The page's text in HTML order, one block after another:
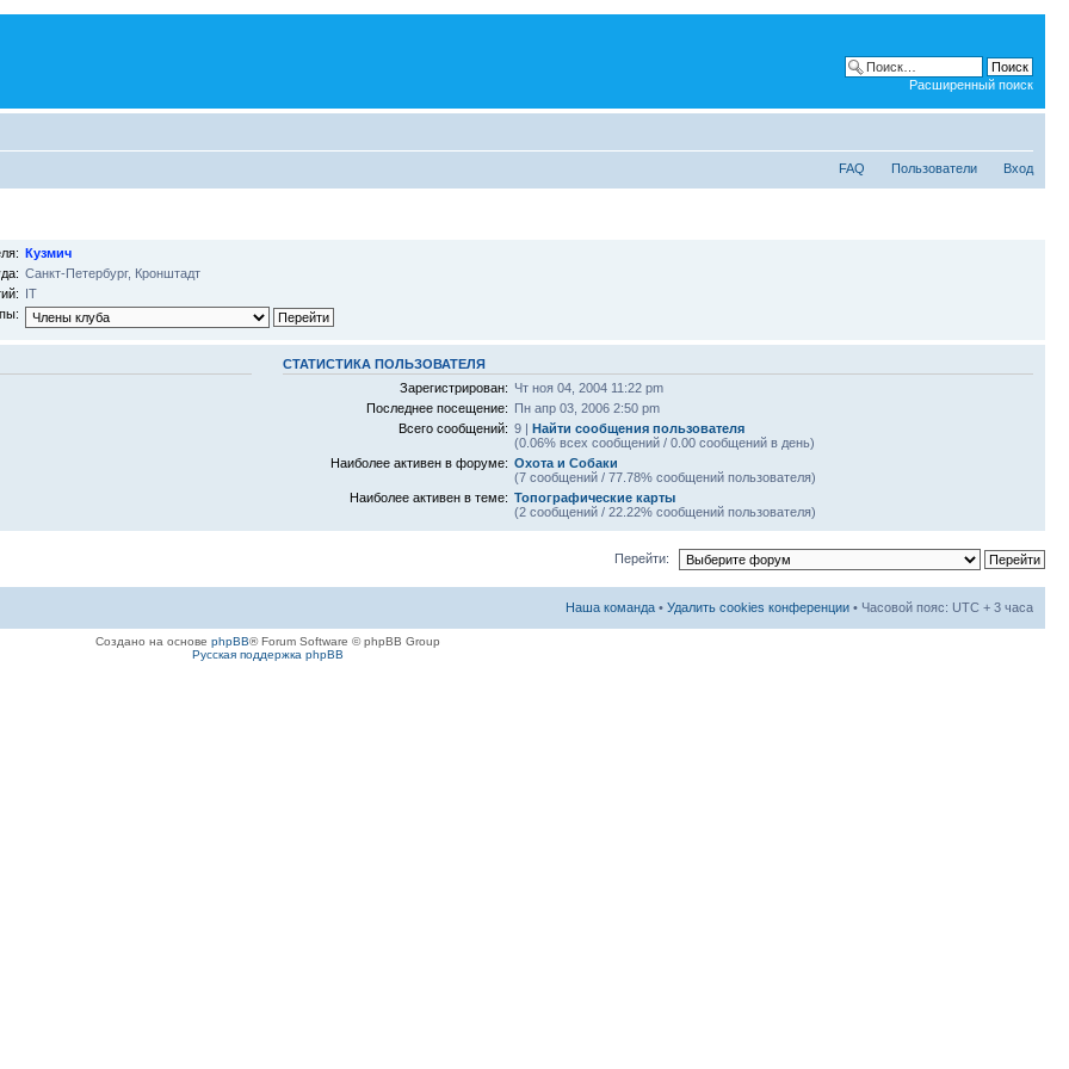
Расширенный поиск
FAQ Пользователи Вход
Кузмич
Санкт-Петербург, Кронштадт
IT
СТАТИСТИКА ПОЛЬЗОВАТЕЛЯ
Зарегистрирован: Чт ноя 04, 2004 11:22 pm
Последнее посещение: Пн апр 03, 2006 2:50 pm
Всего сообщений: 9 | Найти сообщения пользователя
(0.06% всех сообщений / 0.00 сообщений в день)
Наиболее активен в форуме: Охота и Собаки
(7 сообщений / 77.78% сообщений пользователя)
Наиболее активен в теме: Топографические карты
(2 сообщений / 22.22% сообщений пользователя)
Перейти:
Наша команда • Удалить cookies конференции • Часовой пояс: UTC + 3 часа
Создано на основе phpBB® Forum Software © phpBB Group
Русская поддержка phpBB